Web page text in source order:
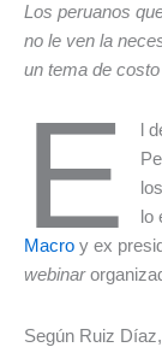
Los peruanos
no le ven la
un tema de
E
l
lo
Macro y ex
webinar
Según Ruiz